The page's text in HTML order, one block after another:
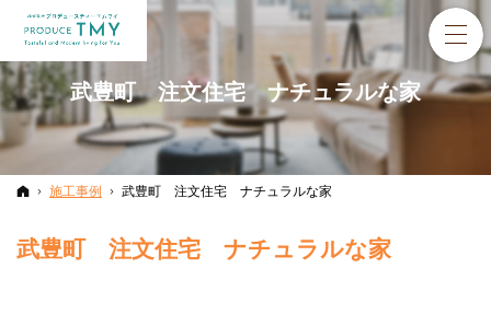
武豊町 注文住宅 ナチュラルな家
ホーム
施工事例 武豊町 注文住宅 ナチュラルな家
武豊町 注文住宅 ナチュラルな家